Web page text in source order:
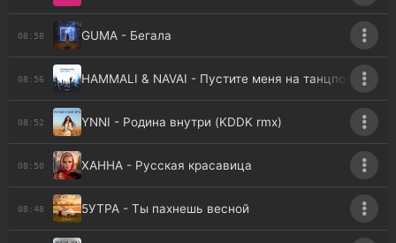
08:58 GUMA - Бегала
08:56 HAMMALI & NAVAI - Пустите меня на танцпол
08:52 YNNI - Родина внутри (KDDK rmx)
08:50 ХАННА - Русская красавица
08:48 5УТРА - Ты пахнешь весной